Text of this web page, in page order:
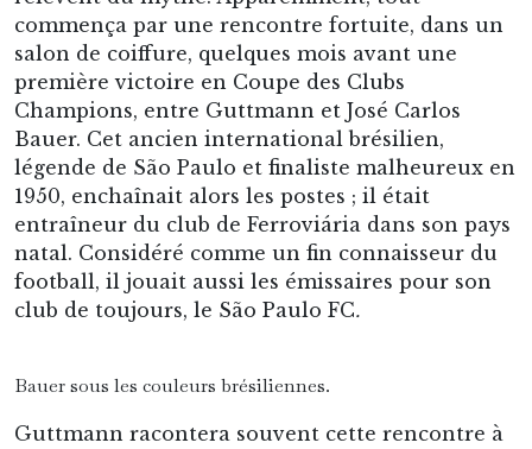
commença par une rencontre fortuite, dans un
salon de coiffure, quelques mois avant une
première victoire en Coupe des Clubs
Champions, entre Guttmann et José Carlos
Bauer. Cet ancien international brésilien,
légende de São Paulo et finaliste malheureux en
1950, enchaînait alors les postes ; il était
entraîneur du club de Ferroviária dans son pays
natal. Considéré comme un fin connaisseur du
football, il jouait aussi les émissaires pour son
club de toujours, le São Paulo FC.
Bauer sous les couleurs brésiliennes.
Guttmann racontera souvent cette rencontre à